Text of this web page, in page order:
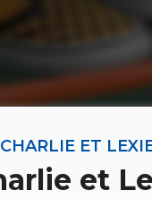
ET
et